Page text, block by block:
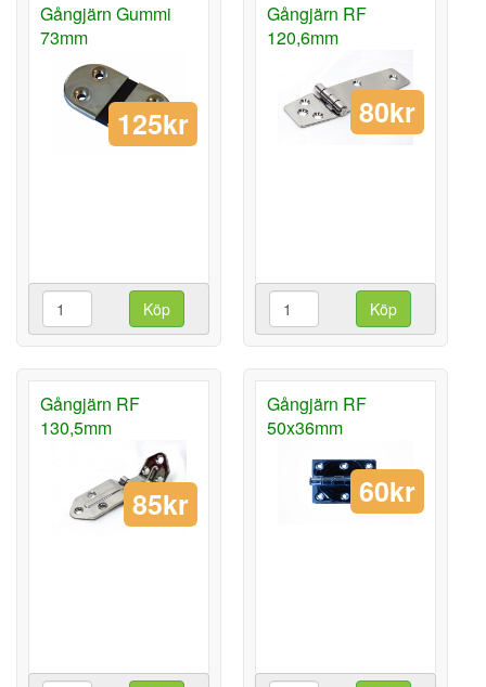
Gångjärn Gummi
73mm
125kr
Köp
Gångjärn RF
120,6mm
80kr
Köp
Gångjärn RF
130,5mm
85kr
Gångjärn RF
50x36mm
60kr